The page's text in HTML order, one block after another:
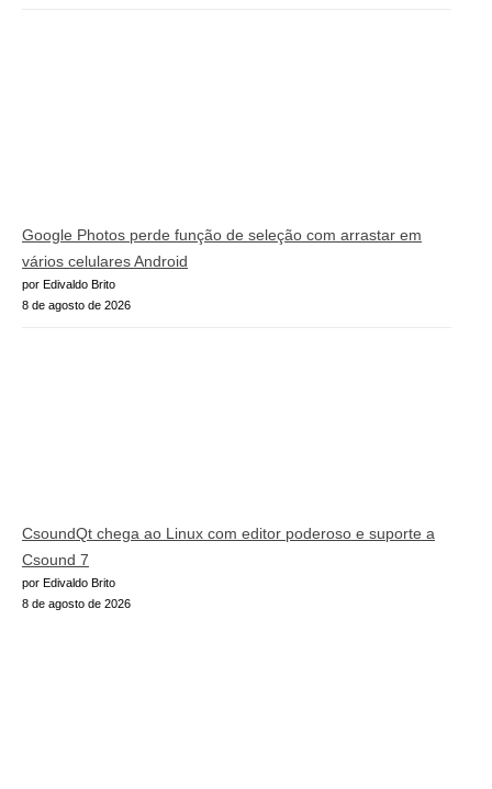
Google Photos perde função de seleção com arrastar em
vários celulares Android
por Edivaldo Brito
8 de agosto de 2026
CsoundQt chega ao Linux com editor poderoso e suporte a
Csound 7
por Edivaldo Brito
8 de agosto de 2026